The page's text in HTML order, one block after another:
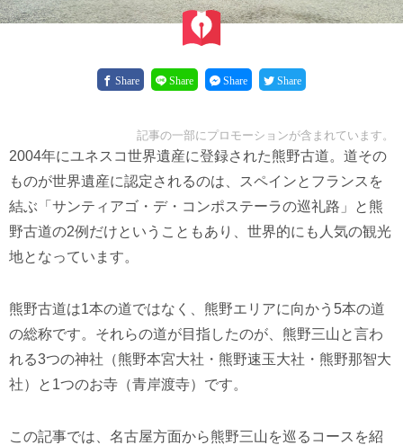
Share Share Share Share
記事の一部にプロモーションが含まれています。
2004年にユネスコ世界遺産に登録された熊野古道。道その
ものが世界遺産に認定されるのは、スペインとフランスを
結ぶ「サンティアゴ・デ・コンポステーラの巡礼路」と熊
野古道の2例だけということもあり、世界的にも人気の観光
地となっています。
熊野古道は1本の道ではなく、熊野エリアに向かう5本の道
の総称です。それらの道が目指したのが、熊野三山と言わ
れる3つの神社（熊野本宮大社・熊野速玉大社・熊野那智大
社）と1つのお寺（青岸渡寺）です。
この記事では、名古屋方面から熊野三山を巡るコースを紹